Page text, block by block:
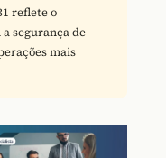
reflete o
segurança de
mais